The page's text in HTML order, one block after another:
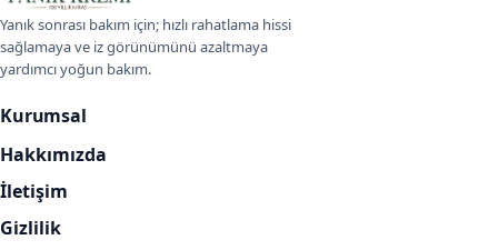
Yanık sonrası bakım için; hızlı rahatlama hissi
sağlamaya ve iz görünümünü azaltmaya
yardımcı yoğun bakım.
Kurumsal
Hakkımızda
İletişim
Gizlilik